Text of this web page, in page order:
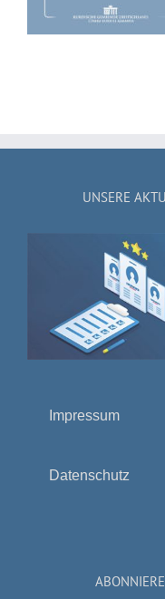
UNSERE
Impressum
Datenschutz